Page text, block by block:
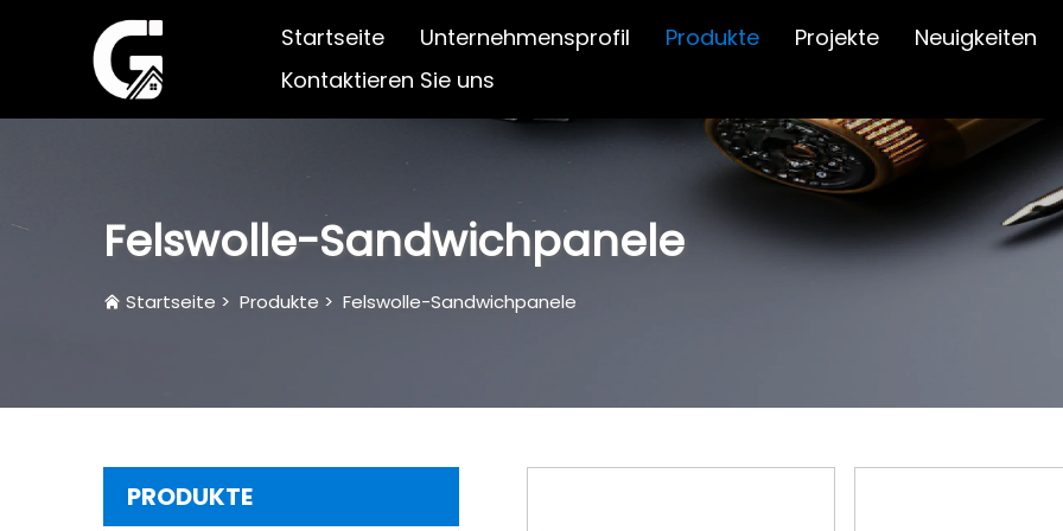
Startseite Unternehmensprofil Produkte Projekte
Neuigkeiten
Kontaktieren Sie uns
Felswolle-Sandwichpanele
Startseite > Produkte > Felswolle-Sandwichpanele
PRODUKTE